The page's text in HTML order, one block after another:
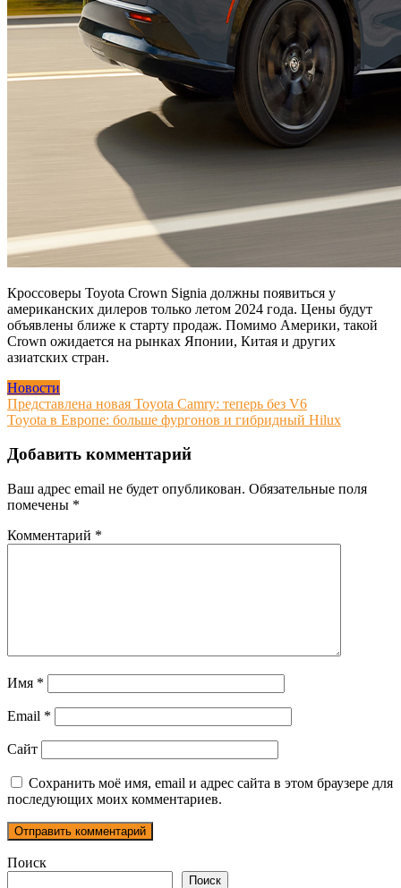
Кроссоверы Toyota Crown Signia должны появиться у
американских дилеров только летом 2024 года. Цены будут
объявлены ближе к старту продаж. Помимо Америки, такой
Crown ожидается на рынках Японии, Китая и других
азиатских стран.
Новости
Навигация
по
записям
Представлена новая Toyota Camry: теперь без V6
Toyota в Европе: больше фургонов и гибридный Hilux
Добавить комментарий
Ваш адрес email не будет опубликован. Обязательные поля
помечены *
Комментарий *
Имя *
Email *
Сайт
Сохранить моё имя, email и адрес сайта в этом браузере для
последующих моих комментариев.
Поиск
Поиск